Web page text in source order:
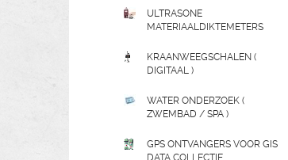
ULTRASONE
MATERIAALDIKTEMETERS
KRAANWEEGSCHALEN (
DIGITAAL )
WATER ONDERZOEK (
ZWEMBAD / SPA )
GPS ONTVANGERS VOOR GIS
DATA COLLECTIE